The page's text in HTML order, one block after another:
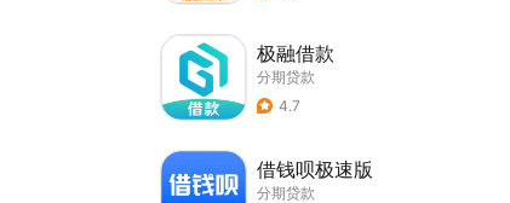
极融借款
分期贷款
4.7
借钱呗极速版
分期贷款